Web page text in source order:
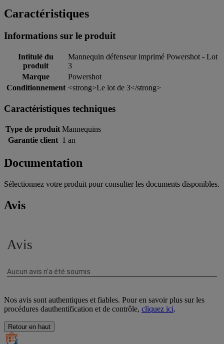
Caractéristiques
Informations sur le produit
Intitulé du
produit
Mannequin défenseur imprimé Powershot - Lot
3
Marque
Powershot
Conditionnement <strong>Le lot de 3</strong>
Caractéristiques techniques
Type de produit Mannequins
Garantie client 1 an
Documentation
Sélectionnez votre produit pour consulter les documents disponibles.
Avis
Nos avis sont authentiques et fiables. Pour en savoir plus sur les
procédures dauthentification et de contrôle, cliquez ici.
Retour en haut